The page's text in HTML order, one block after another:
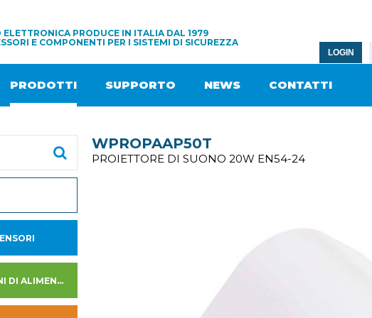
ELETTRONICA PRODUCE IN ITALIA DAL 1979
E COMPONENTI PER I SISTEMI DI SICUREZZA
LOGIN
PRODOTTI SUPPORTO NEWS CONTATTI
ALIMENTATORI E STAZIONI DI ALIMENTAZIONE
WPROPAAP50T
PROIETTORE DI SUONO 20W EN54-24